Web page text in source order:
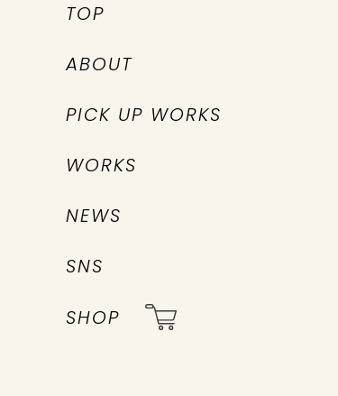
TOP
ABOUT
PICK UP WORKS
WORKS
NEWS
SNS
SHOP